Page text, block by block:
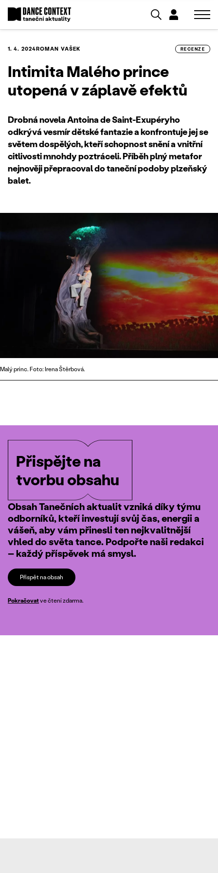
1. 4. 2024ROMAN VAŠEK RECENZE
Intimita Malého prince
utopená v záplavě efektů
Drobná novela Antoina de Saint-Exupéryho
odkrývá vesmír dětské fantazie a konfrontuje jej se
světem dospělých, kteří schopnost snění a vnitřní
citlivosti mnohdy poztráceli. Příběh plný metafor
nejnověji přepracoval do taneční podoby plzeňský
balet.
Malý princ. Foto: Irena Štěrbová.
Přispějte na
tvorbu obsahu
Obsah Tanečních aktualit vzniká díky týmu
odborníků, kteří investují svůj čas, energii a
vášeň, aby vám přinesli ten nejkvalitnější
vhled do světa tance. Podpořte naši redakci
– každý příspěvek má smysl.
Přispět na obsah
Pokračovatve čtení zdarma.